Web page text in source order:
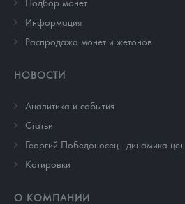
Информация
Распродажа монет и жетонов
НОВОСТИ
Аналитика и события
Cтатьи
Георгий Победоносец - динамика цен
Котировки
О КОМПАНИИ